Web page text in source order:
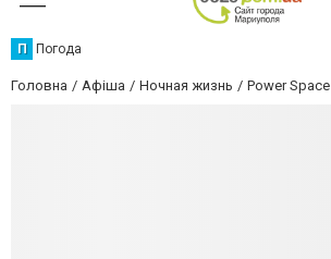
П Погода
Головна Афіша Ночная жизнь Power Space